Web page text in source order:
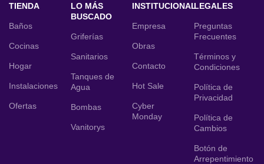
TIENDA
Baños
Cocinas
Hogar
Instalaciones
Ofertas
LO MÁS
BUSCADO
Griferías
Sanitarios
Tanques de
Agua
Bombas
Vanitorys
INSTITUCIONAL
Empresa
Obras
Contacto
Hot Sale
Cyber
Monday
LEGALES
Preguntas
Frecuentes
Términos y
Condiciones
Política de
Privacidad
Política de
Cambios
Botón de
Arrepentimiento